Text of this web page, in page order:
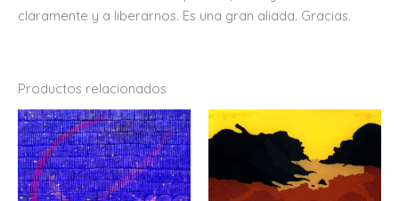
claramente y a liberarnos. Es una gran aliada. Gracias.
Productos relacionados